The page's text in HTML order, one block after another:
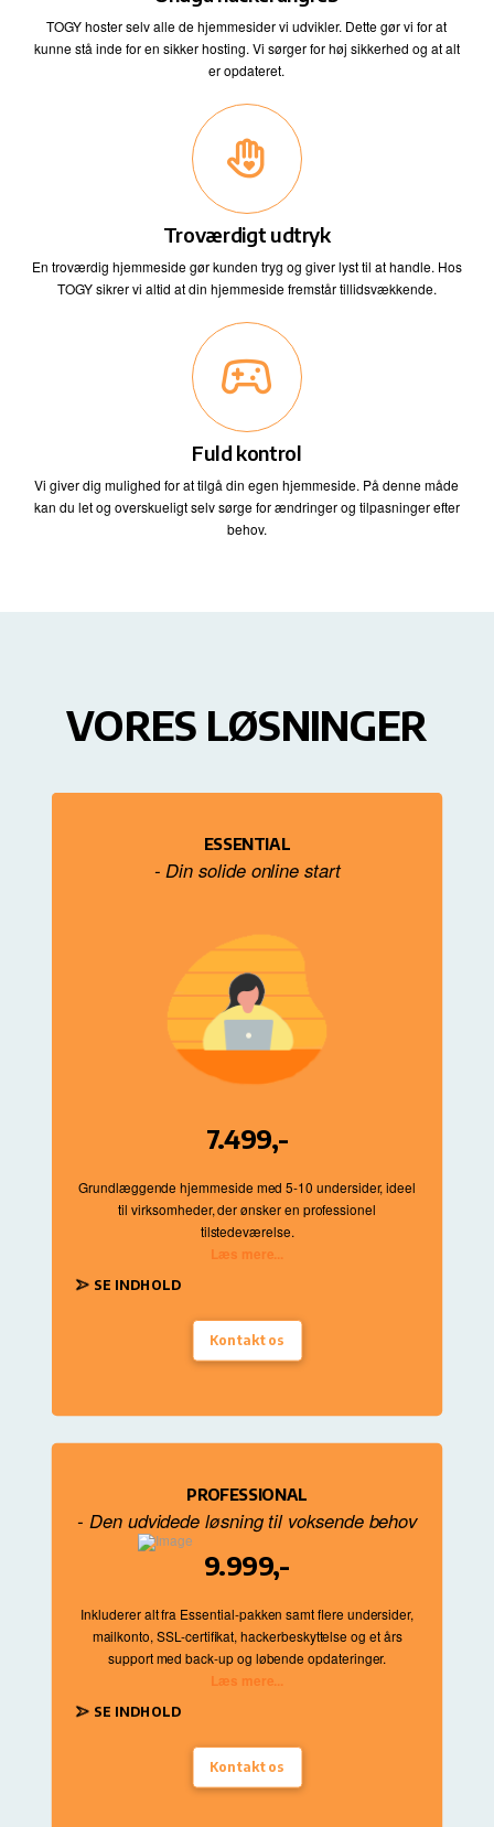
TOGY hoster selv alle de hjemmesider vi udvikler. Dette gør vi for at
kunne stå inde for en sikker hosting. Vi sørger for høj sikkerhed og at alt
er opdateret.
Troværdigt udtryk
En troværdig hjemmeside gør kunden tryg og giver lyst til at handle. Hos
TOGY sikrer vi altid at din hjemmeside fremstår tillidsvækkende.
Fuld kontrol
Vi giver dig mulighed for at tilgå din egen hjemmeside. På denne måde
kan du let og overskueligt selv sørge for ændringer og tilpasninger efter
behov.
VORES LØSNINGER
ESSENTIAL
- Din solide online start
7.499,-
Grundlæggende hjemmeside med 5-10 undersider, ideel
til virksomheder, der ønsker en professionel
tilstedeværelse.
Læs mere...
SE INDHOLD
Kontakt os
PROFESSIONAL
- Den udvidede løsning til voksende behov
9.999,-
Inkluderer alt fra Essential-pakken samt flere undersider,
mailkonto, SSL -certifikat, hackerbeskyttelse og et års
support med back-up og løbende opdateringer.
Læs mere...
SE INDHOLD
Kontakt os